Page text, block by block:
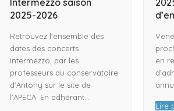
Intermezzo saison
2025-2026
Retrouvez l'ensemble des
dates des concerts
Intermezzo, par les
professeurs du conservatoire
d'Antony sur le site de
l'APECA. En adhérant…
en
Lire